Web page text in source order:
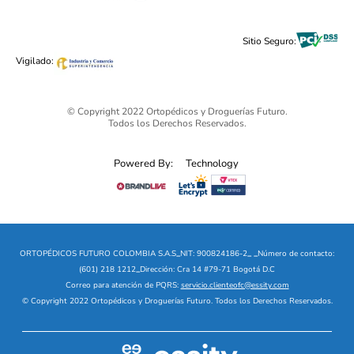
Sitio Seguro:
Vigilado:
© Copyright 2022 Ortopédicos y Droguerías Futuro.
Todos los Derechos Reservados.
Powered By: Technology
ORTOPÉDICOS FUTURO COLOMBIA S.A.S_NIT: 900824186-2_ _Número de contacto:
(601) 218 1212_Dirección: Cra 14 #79-71 Bogotá D.C
Correo para atención de PQRS: servicio.clienteofc@essity.com
© Copyright 2022 Ortopédicos y Droguerías Futuro. Todos los Derechos Reservados.